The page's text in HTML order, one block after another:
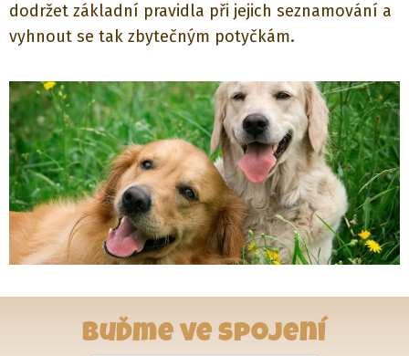
dodržet základní pravidla při jejich seznamování a
vyhnout se tak zbytečným potyčkám.
Buďme ve spojení